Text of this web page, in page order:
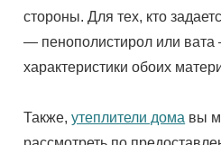
стороны. Для тех, кто
— пенополистирол или
характеристики обоих
Также,утеплители дома вы